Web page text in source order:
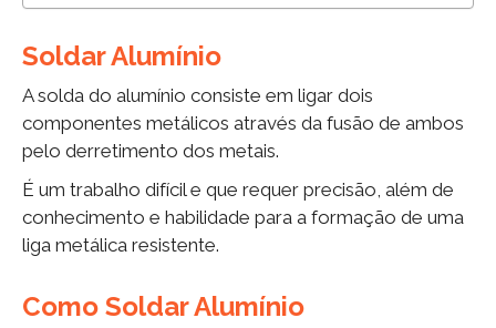
Soldar Alumínio
A solda do alumínio consiste em ligar dois
componentes metálicos através da fusão de ambos
pelo derretimento dos metais.
É um trabalho difícil e que requer precisão, além de
conhecimento e habilidade para a formação de uma
liga metálica resistente.
Como Soldar Alumínio